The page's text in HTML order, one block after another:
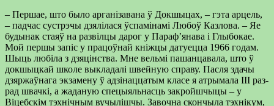
– Першае, што было арганізавана ў Докшы­цах, – гэта арцель,
– пад­час сустрэчы дзялілася ўспамінамі Любоў Каз­лова. – Яе
будынак ста­яў на развілцы дарог у Параф’янава і Глыбокае.
Мой першы запіс у пра­цоўнай кніжцы датуецца 1966 годам.
Шыць любіла з дзяцінства. Мне вельмі пашанцавала, што ў
док­шыцкай школе выкладалі швейную справу. Пасля здачы
дзяржаўнага эк­замену ў адзінаццатым класе я атрымала ІІІ раз­
рад швачкі, а жаданую спецыяльнасць закрой­шчыцы – у
Віцебскім тэх­нічным вучылішчы. За­вочна скончыла тэхнікум,